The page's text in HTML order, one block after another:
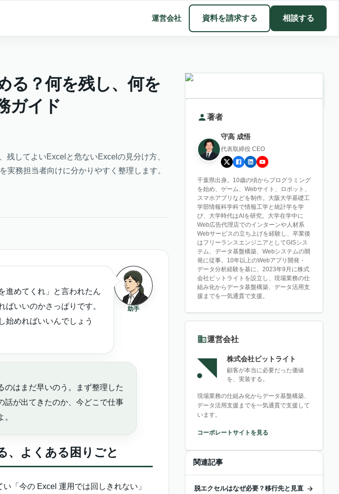
運営会社 資料を請求する 相談する
る？何を残し、何を
ガイド
残してよいExcelと危ないExcelの見分け方、
実務担当者向けに分かりやすく整理します。
助手
進めてくれ」と言われたん
ばいいのかさっぱりです。
始めればいいんでしょう
のはまだ早いのう。まず整理した
話が出てきたのか、今どこで仕事
、よくある困りごと
「今の Excel 運用では回しきれない」
著者
守高 成悟
代表取締役 CEO
千葉県出身。10歳の頃からプログラミング
を始め、ゲーム、Webサイト、ロボット、
スマホアプリなどを制作。大阪大学基礎工
学部情報科学科で情報工学と統計学を学
び、大学時代はAIを研究。大学在学中に
Web広告代理店でのインターンや人材系
Webサービスの立ち上げを経験し、卒業後
はフリーランスエンジニアとしてGISシス
テム、データ基盤構築、Webシステムの開
発に従事。10年以上のWebアプリ開発・
データ分析経験を基に、2023年9月に株式
会社ビットライトを設立し、現場業務の仕
組み化からデータ基盤構築、データ活用支
援までを一気通貫で支援。
運営会社
株式会社ビットライト
顧客が本当に必要だった価値
を、実装する。
現場業務の仕組み化からデータ基盤構築、
データ活用支援までを一気通貫で支援して
います。
コーポレートサイトを見る
関連記事
脱エクセルはなぜ必要？移行先と見直